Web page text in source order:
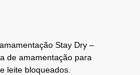
Stay Dry –
de amamentação para
leite bloqueados.